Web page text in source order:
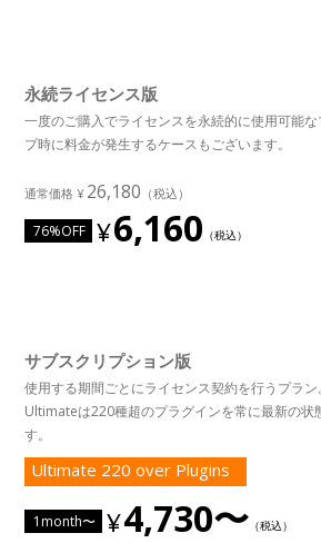
永続ライセンス版
一度のご購入でライセンスを永続的に使用可能
プ時に料金が発生するケースもございます。
26,180
76%OFF 6,160
サブスクリプション版
使用する期間ごとにライセンス契約を行うプラン
Ultimateは220種超のプラグインを常に最新の状
す。
Ultimate 220 over Plugins
1month〜 4,730〜